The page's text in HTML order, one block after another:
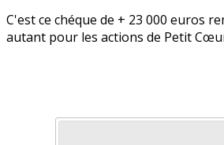
C'est ce chéque de + 23 000 euros
autant pour les actions de Petit